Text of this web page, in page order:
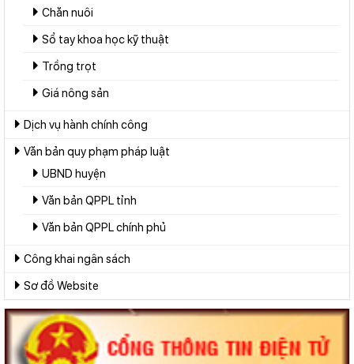
Chăn nuôi
Sổ tay khoa học kỹ thuật
Trồng trọt
Giá nông sản
Dịch vụ hành chính công
Văn bản quy phạm pháp luật
UBND huyện
Văn bản QPPL tỉnh
Văn bản QPPL chính phủ
Công khai ngân sách
Sơ đồ Website